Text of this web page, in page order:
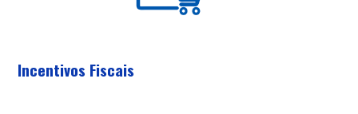
Incentivos Fiscais